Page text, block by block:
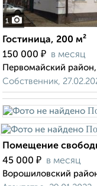
1
Гостиница, 200 м²
150 000 ₽ в месяц
Первомайский
Собственник,
Помещение
45 000 ₽ в месяц
Ворошиловский